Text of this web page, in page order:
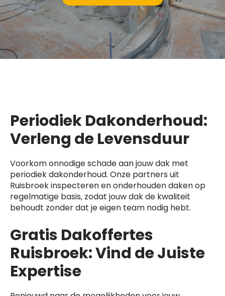
Periodiek Dakonderhoud:
Verleng de Levensduur
Voorkom onnodige schade aan jouw dak met
periodiek dakonderhoud. Onze partners uit
Ruisbroek inspecteren en onderhouden daken op
regelmatige basis, zodat jouw dak de kwaliteit
behoudt zonder dat je eigen team nodig hebt.
Gratis Dakoffertes
Ruisbroek: Vind de Juiste
Expertise